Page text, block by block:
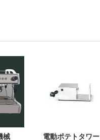
械 電動ポテトタワー